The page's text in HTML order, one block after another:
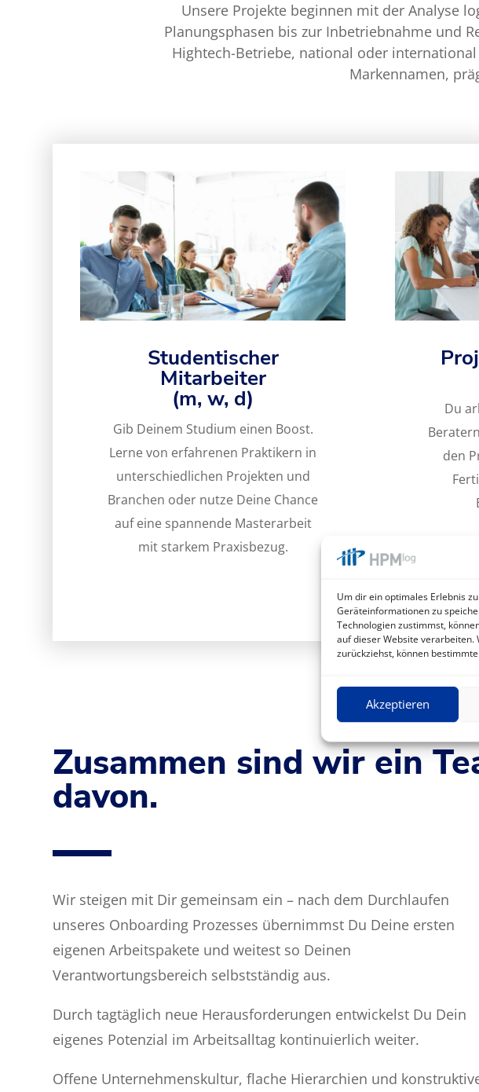
Um dir ein optimales Erlebnis
Geräteinformationen zu
Technologien zustimmst,
auf dieser Website
zurückziehst, können
Akzeptieren
Unsere Projekte beginnen mit der Analyse
Planungsphasen bis zur Inbetriebnahme und
Hightech-Betriebe, national oder
Markennamen,
Studentischer
Mitarbeiter
(m, w, d)
Gib Deinem Studium einen Boost.
Lerne von erfahrenen Praktikern in
unterschiedlichen Projekten und
Branchen oder nutze Deine Chance
auf eine spannende Masterarbeit
mit starkem Praxisbezug.
Du
den
Zusammen sind wir ein
davon.
Wir steigen mit Dir gemeinsam ein – nach dem Durchlaufen
unseres Onboarding Prozesses übernimmst Du Deine ersten
eigenen Arbeitspakete und weitest so Deinen
Verantwortungsbereich selbstständig aus.
Durch tagtäglich neue Herausforderungen entwickelst Du Dein
eigenes Potenzial im Arbeitsalltag kontinuierlich weiter.
Offene Unternehmenskultur, flache Hierarchien und